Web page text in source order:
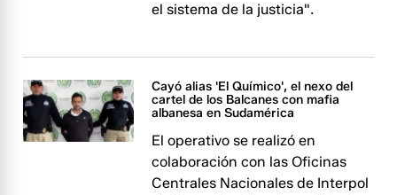
el sistema de la justicia".
Cayó alias 'El Químico', el nexo del
cartel de los Balcanes con mafia
albanesa en Sudamérica
El operativo se realizó en
colaboración con las Oficinas
Centrales Nacionales de Interpol